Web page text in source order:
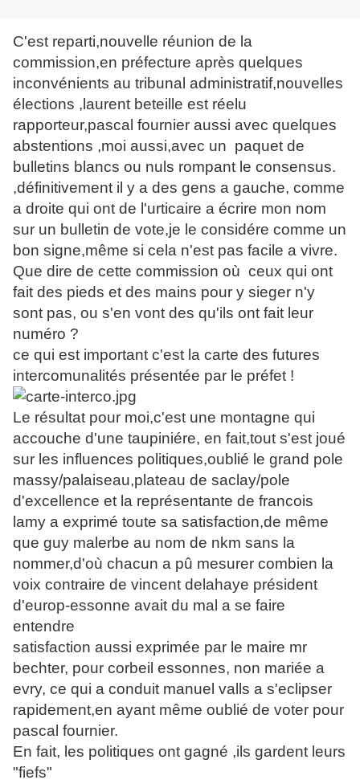
C'est reparti,nouvelle réunion de la
commission,en préfecture après quelques
inconvénients au tribunal administratif,nouvelles
élections ,laurent beteille est réelu
rapporteur,pascal fournier aussi avec quelques
abstentions ,moi aussi,avec un paquet de
bulletins blancs ou nuls rompant le consensus.
,définitivement il y a des gens a gauche, comme
a droite qui ont de l'urticaire a écrire mon nom
sur un bulletin de vote,je le considére comme un
bon signe,même si cela n'est pas facile a vivre.
Que dire de cette commission où ceux qui ont
fait des pieds et des mains pour y sieger n'y
sont pas, ou s'en vont des qu'ils ont fait leur
numéro ?
ce qui est important c'est la carte des futures
intercomunalités présentée par le préfet !
Le résultat pour moi,c'est une montagne qui
accouche d'une taupiniére, en fait,tout s'est joué
sur les influences politiques,oublié le grand pole
massy/palaiseau,plateau de saclay/pole
d'excellence et la représentante de francois
lamy a exprimé toute sa satisfaction,de même
que guy malerbe au nom de nkm sans la
nommer,d'où chacun a pû mesurer combien la
voix contraire de vincent delahaye président
d'europ-essonne avait du mal a se faire
entendre
satisfaction aussi exprimée par le maire mr
bechter, pour corbeil essonnes, non mariée a
evry, ce qui a conduit manuel valls a s'eclipser
rapidement,en ayant même oublié de voter pour
pascal fournier.
En fait, les politiques ont gagné ,ils gardent leurs
"fiefs"